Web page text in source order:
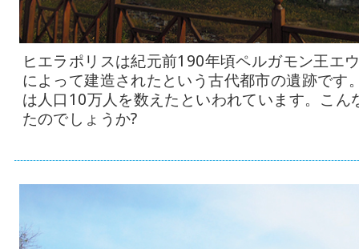
ヒエラポリスは紀元前190年頃ペルガモン王エ
によって建造されたという古代都市の遺跡です
は人口10万人を数えたといわれています。こん
たのでしょうか?